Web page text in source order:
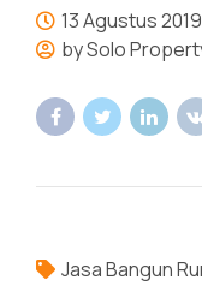
13 Agustus 2019
by Solo
Jasa Bangun